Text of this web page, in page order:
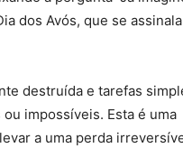
dos Avós, que se
destruída e tarefas
impossíveis. Esta é uma
a uma perda